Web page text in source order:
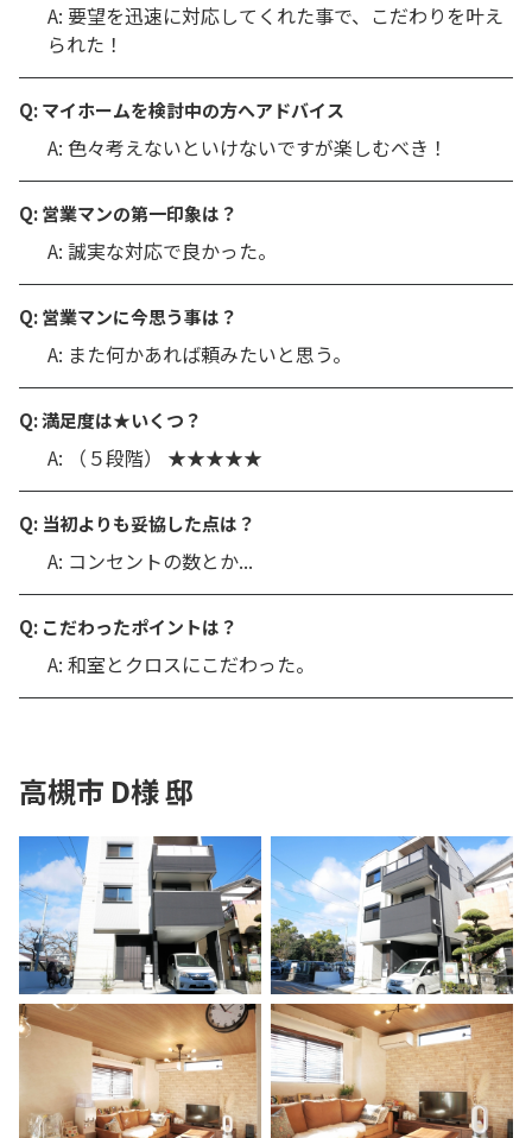
A: 要望を迅速に対応してくれた事で、こだわりを叶え
られた！
Q: マイホームを検討中の方へアドバイス
A: 色々考えないといけないですが楽しむべき！
Q: 営業マンの第一印象は？
A: 誠実な対応で良かった。
Q: 営業マンに今思う事は？
A: また何かあれば頼みたいと思う。
Q: 満足度は★いくつ？
A: （５段階） ★★★★★
Q: 当初よりも妥協した点は？
A: コンセントの数とか...
Q: こだわったポイントは？
A: 和室とクロスにこだわった。
高槻市 D様 邸